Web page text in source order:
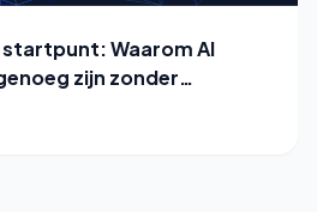
startpunt: Waarom AI
zijn zonder